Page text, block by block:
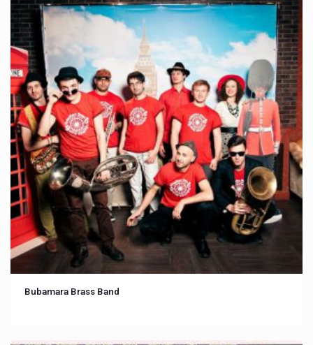
Bubamara Brass Band